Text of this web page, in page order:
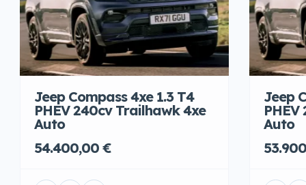
Jeep Compass 4xe 1.3 T4
PHEV 240cv Trailhawk 4xe
Auto
54.400,00 €
Jeep
Auto